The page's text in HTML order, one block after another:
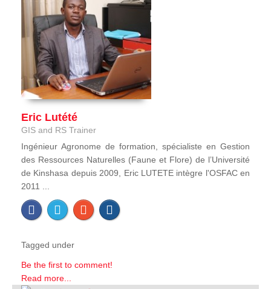
Eric Lutété
GIS and RS Trainer
Ingénieur Agronome de formation, spécialiste en Gestion
des Ressources Naturelles (Faune et Flore) de l’Université
de Kinshasa depuis 2009, Eric LUTETE intègre l'OSFAC en
2011 ...
Tagged under
Be the first to comment!
Read more...